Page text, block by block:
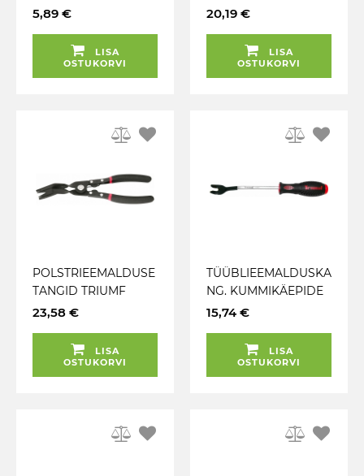
OTS KS TOOLS
5,89 €
LISA
OSTUKORVI
100MM KS TOOLS
20,19 €
LISA
OSTUKORVI
POLSTRIEEMALDUSE
TANGID TRIUMF
23,58 €
LISA
OSTUKORVI
TÜÜBLIEEMALDUSKA
NG. KUMMIKÄEPIDE
TRIUMF
15,74 €
LISA
OSTUKORVI